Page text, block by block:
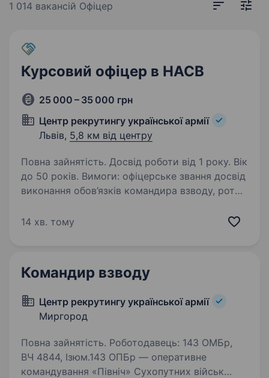
1 014 вакансій Офіцер
Курсовий офіцер в НАСВ
25 000 – 35 000 грн
Центр рекрутингу української армії
Львів, 5,8 км від центру
Повна зайнятість. Досвід роботи від 1 року. Вік
до 50 років. Вимоги: офіцерське звання досвід
виконання обов’язків командира взводу, роти
бездоганне знання статутів Збройних Сил
14 хв. тому
Командир взводу
Центр рекрутингу української армії
Миргород
Повна зайнятість. Роботодавець: 143 ОМБр,
ВЧ 4844, Ізюм.143 ОПБр — оперативне
командування «Північ» Сухопутних військ